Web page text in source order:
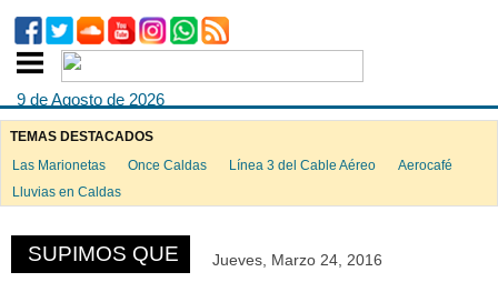
9 de Agosto de 2026
TEMAS DESTACADOS
Las Marionetas
Once Caldas Línea 3 del Cable Aéreo
Aerocafé
Lluvias en Caldas
SUPIMOS QUE Jueves, Marzo 24, 2016